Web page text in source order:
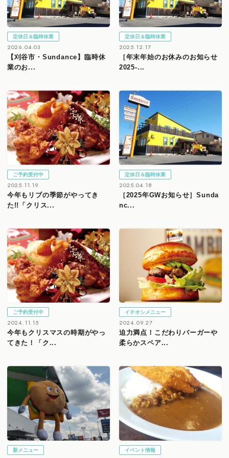
定休日＆臨時休業
2026.04.03
【刈谷市・Sundance】臨時休
業のお...
定休日＆臨時休業
2025.12.17
［年末年始のお休みのお知らせ
2025-...
ご予約受付中
2025.11.19
今年もリブの季節がやってき
た!!「クリス...
定休日＆臨時休業
2025.04.18
［2025年GWお知らせ］Sunda
nc...
ご予約受付中
2024.11.15
今年もクリスマスの時期がやっ
てきた！「ク...
イチオシメニュー
2024.09.27
迫力満点！こだわりバーガーや
柔らかスペア...
新メニュー イベント情報